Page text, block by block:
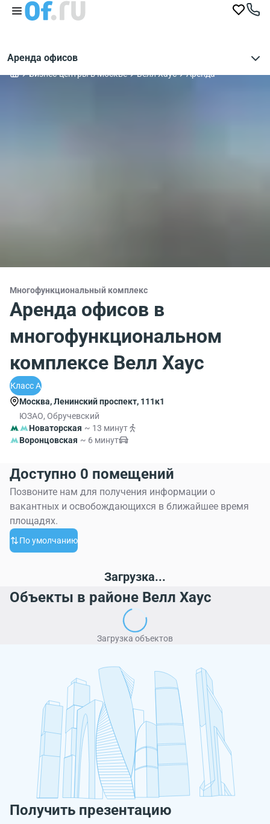
Аренда офисов
Бизнес-центры в Москве Велл Хаус Аренда
Многофункциональный комплекс
Аренда офисов в
многофункциональном
комплексе Велл Хаус
Класс A
Москва, Ленинский проспект, 111к1
ЮЗАО, Обручевский
Новаторская ~ 13 минут
Воронцовская ~ 6 минут
Доступно 0 помещений
Позвоните нам для получения информации о
вакантных и освобождающихся в ближайшее время
площадях.
По умолчанию
Загрузка...
Объекты в районе Велл Хаус
Загрузка объектов
Получить презентацию